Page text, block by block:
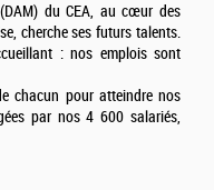
du CEA, au cœur des
cherche ses futurs talents.
: nos emplois sont
chacun pour atteindre nos
par nos 4 600 salariés,